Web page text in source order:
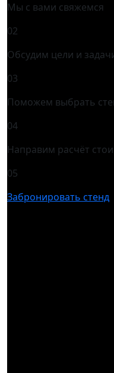
Мы с вами свяжемся
02
Обсудим цели и
03
Поможем выбрать
04
Направим расчёт
05
Забронировать стенд